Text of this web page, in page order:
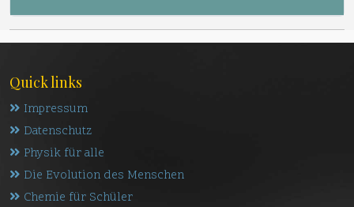
Quick links
Impressum
Datenschutz
Physik für alle
Die Evolution des Menschen
Chemie für Schüler